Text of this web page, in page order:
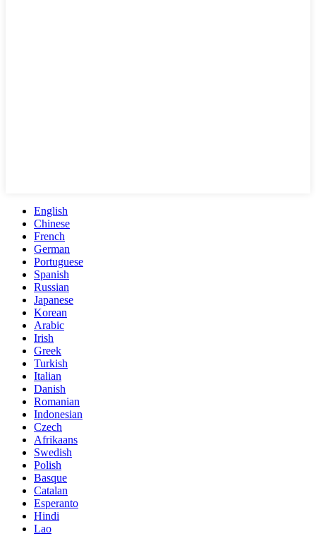
English
Chinese
French
German
Portuguese
Spanish
Russian
Japanese
Korean
Arabic
Irish
Greek
Turkish
Italian
Danish
Romanian
Indonesian
Czech
Afrikaans
Swedish
Polish
Basque
Catalan
Esperanto
Hindi
Lao